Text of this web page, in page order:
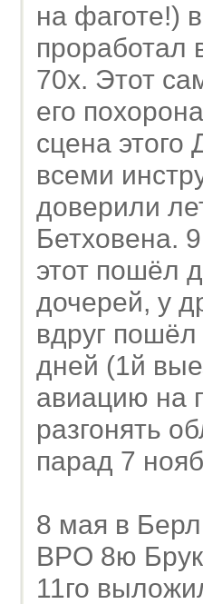
на фаготе!)
проработал
70х. Этот
его
сцена этого
всеми
доверили
Бетховена.
этот пошёл
дочерей, у
вдруг
дней (1й
авиацию на
разгонять
парад 7
8 мая в
BPO 8ю
11го